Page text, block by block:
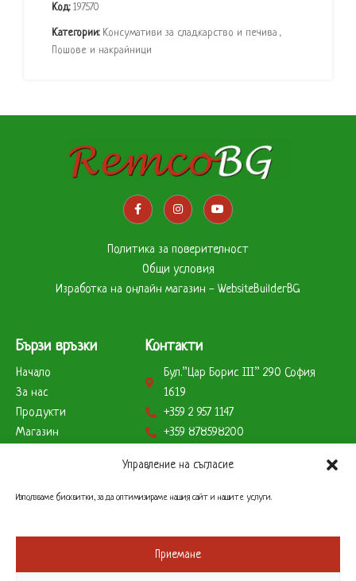
Управление на съгласие
Използваме бисквитки, за да оптимизираме нашия сайт и нашите услуги.
Приемане
Код: 197570
Категории: Консумативи за сладкарство и печива ,
Пошове и накрайници
Политика за поверителност
Общи условия
Изработка на онлайн магазин - WebsiteBuilderBG
Бързи връзки
Начало
За нас
Продукти
Магазин
Начини на плащане
Контакти
Бул.”Цар Борис ІІІ” 290 София
1619
+359 2 957 1147
+359 878598200
info@remcobg.com
Понеделник до Петък – 9 до 17 часа